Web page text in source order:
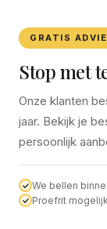
GRATIS
Stop met
Onze klanten
jaar. Bekijk je
persoonlijk
We bellen
Proefrit mogelijk